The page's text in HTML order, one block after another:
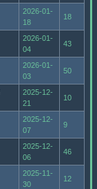
2026-01-
18
18
2026-01-
04
43
2026-01-
03
50
2025-12-
21
10
2025-12-
07
9
2025-12-
06
46
2025-11-
30
12